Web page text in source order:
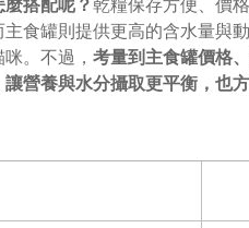
食罐則提供更高的含水量與
。不過， 考量到主食罐價格
營養與水分攝取更平衡，也